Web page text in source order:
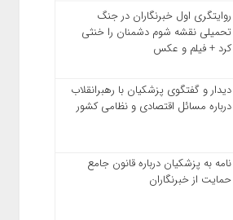
روایتگری اول خبرنگاران در جنگ
تحمیلی نقشه شوم دشمنان را خنثی
کرد + فیلم و عکس
دیدار و گفتگوی پزشکیان با رهبرانقلاب
درباره مسائل اقتصادی و نظامی کشور
نامه به پزشکیان درباره قانون جامع
حمایت از خبرنگاران